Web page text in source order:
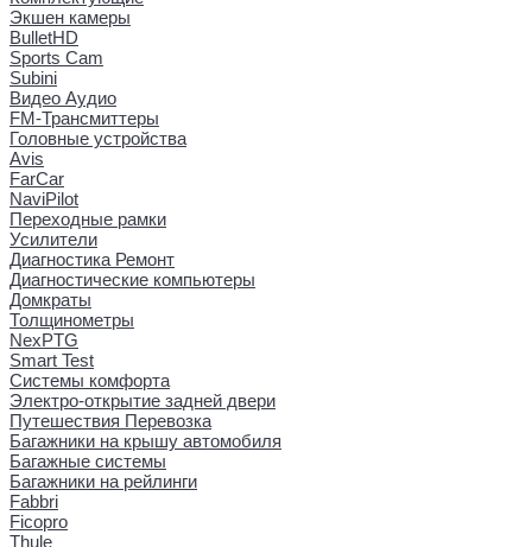
Экшен камеры
BulletHD
Sports Cam
Subini
Видео Аудио
FM-Трансмиттеры
Головные устройства
Avis
FarCar
NaviPilot
Переходные рамки
Усилители
Диагностика Ремонт
Диагностические компьютеры
Домкраты
Толщинометры
NexPTG
Smart Test
Системы комфорта
Электро-открытие задней двери
Путешествия Перевозка
Багажники на крышу автомобиля
Багажные системы
Багажники на рейлинги
Fabbri
Ficopro
Thule